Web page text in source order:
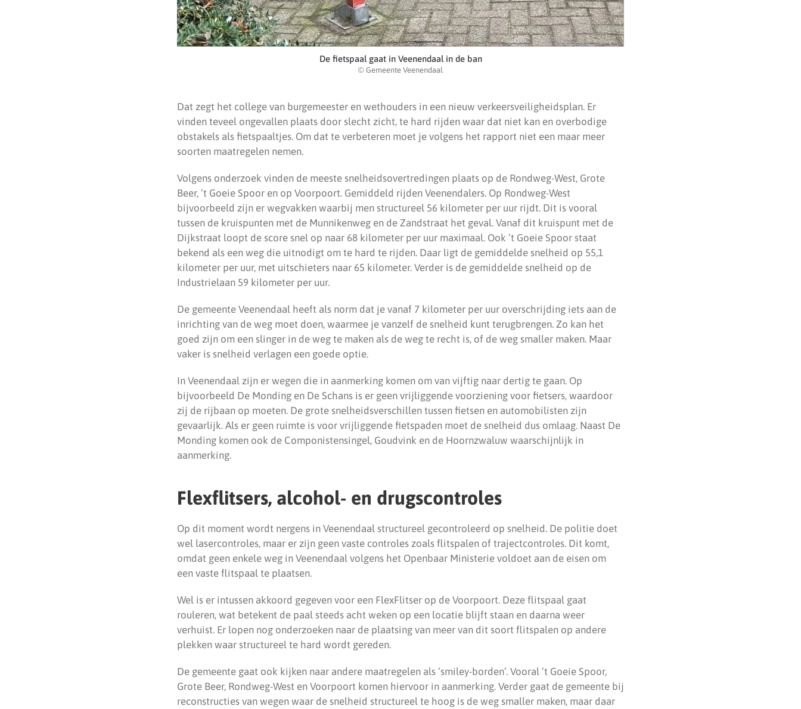
De fietspaal gaat in Veenendaal in de ban
© Gemeente Veenendaal
Dat zegt het college van burgemeester en wethouders in een nieuw verkeersveiligheidsplan. Er
vinden teveel ongevallen plaats door slecht zicht, te hard rijden waar dat niet kan en overbodige
obstakels als fietspaaltjes. Om dat te verbeteren moet je volgens het rapport niet een maar meer
soorten maatregelen nemen.
Volgens onderzoek vinden de meeste snelheidsovertredingen plaats op de Rondweg-West, Grote
Beer, ’t Goeie Spoor en op Voorpoort. Gemiddeld rijden Veenendalers. Op Rondweg-West
bijvoorbeeld zijn er wegvakken waarbij men structureel 56 kilometer per uur rijdt. Dit is vooral
tussen de kruispunten met de Munnikenweg en de Zandstraat het geval. Vanaf dit kruispunt met de
Dijkstraat loopt de score snel op naar 68 kilometer per uur maximaal. Ook ’t Goeie Spoor staat
bekend als een weg die uitnodigt om te hard te rijden. Daar ligt de gemiddelde snelheid op 55,1
kilometer per uur, met uitschieters naar 65 kilometer. Verder is de gemiddelde snelheid op de
Industrielaan 59 kilometer per uur.
De gemeente Veenendaal heeft als norm dat je vanaf 7 kilometer per uur overschrijding iets aan de
inrichting van de weg moet doen, waarmee je vanzelf de snelheid kunt terugbrengen. Zo kan het
goed zijn om een slinger in de weg te maken als de weg te recht is, of de weg smaller maken. Maar
vaker is snelheid verlagen een goede optie.
In Veenendaal zijn er wegen die in aanmerking komen om van vijftig naar dertig te gaan. Op
bijvoorbeeld De Monding en De Schans is er geen vrijliggende voorziening voor fietsers, waardoor
zij de rijbaan op moeten. De grote snelheidsverschillen tussen fietsen en automobilisten zijn
gevaarlijk. Als er geen ruimte is voor vrijliggende fietspaden moet de snelheid dus omlaag. Naast De
Monding komen ook de Componistensingel, Goudvink en de Hoornzwaluw waarschijnlijk in
aanmerking.
Flexflitsers, alcohol- en drugscontroles
Op dit moment wordt nergens in Veenendaal structureel gecontroleerd op snelheid. De politie doet
wel lasercontroles, maar er zijn geen vaste controles zoals flitspalen of trajectcontroles. Dit komt,
omdat geen enkele weg in Veenendaal volgens het Openbaar Ministerie voldoet aan de eisen om
een vaste flitspaal te plaatsen.
Wel is er intussen akkoord gegeven voor een FlexFlitser op de Voorpoort. Deze flitspaal gaat
rouleren, wat betekent de paal steeds acht weken op een locatie blijft staan en daarna weer
verhuist. Er lopen nog onderzoeken naar de plaatsing van meer van dit soort flitspalen op andere
plekken waar structureel te hard wordt gereden.
De gemeente gaat ook kijken naar andere maatregelen als ‘smiley-borden’. Vooral ’t Goeie Spoor,
Grote Beer, Rondweg-West en Voorpoort komen hiervoor in aanmerking. Verder gaat de gemeente bij
reconstructies van wegen waar de snelheid structureel te hoog is de weg smaller maken, maar daar